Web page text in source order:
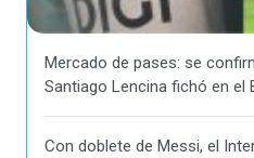
Mercado de pases: se
Santiago Lencina fichó en el
Con doblete de Messi, el